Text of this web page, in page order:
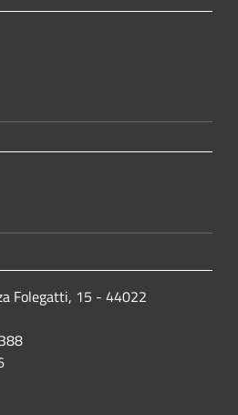
Folegatti, 15 - 44022